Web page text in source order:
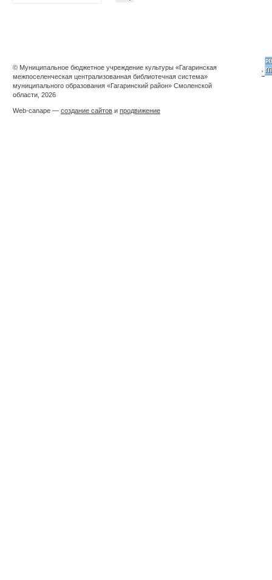
© Муниципальное бюджетное учреждение культуры «Гагаринская
межпоселенческая централизованная библиотечная система»
муниципального образования «Гагаринский район» Смоленской
области, 2026
Web-canape — создание сайтов и продвижение
'